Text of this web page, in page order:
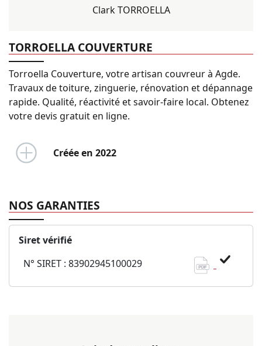
ClarkTORROELLA
TORROELLA COUVERTURE
Torroella Couverture, votre artisan couvreur à Agde.
Travaux de toiture, zinguerie, rénovation et dépannage
rapide. Qualité, réactivité et savoir-faire local. Obtenez
votre devis gratuit en ligne.
Créée en 2022
NOS GARANTIES
Siret vérifié
N° SIRET : 83902945100029